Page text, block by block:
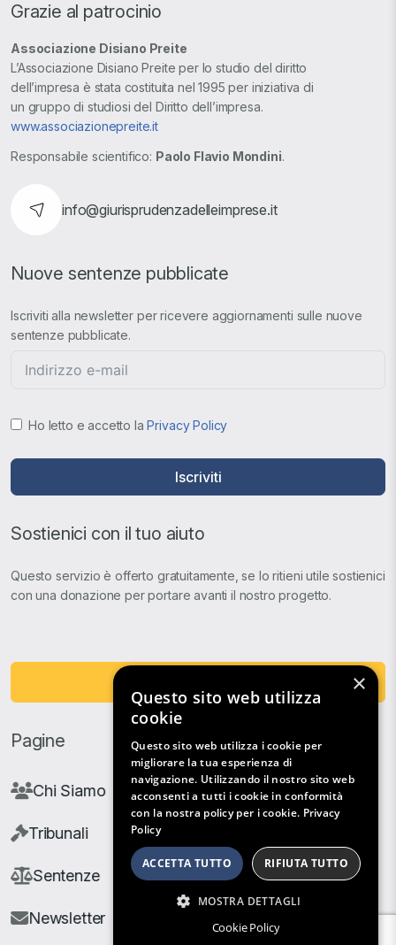
Grazie al patrocinio
Associazione Disiano Preite
L’Associazione Disiano Preite per lo studio del diritto
dell’impresa è stata costituita nel 1995 per iniziativa di
un gruppo di studiosi del Diritto dell’impresa.
www.associazionepreite.it
Responsabile scientifico: Paolo Flavio Mondini.
info@giurisprudenzadelleimprese.it
Nuove sentenze pubblicate
Iscriviti alla newsletter per ricevere aggiornamenti sulle nuove
sentenze pubblicate.
Ho letto e accetto laPrivacy Policy
Iscriviti
Sostienici con il tuo aiuto
Questo servizio è offerto gratuitamente, se lo ritieni utile sostienici
con una donazione per portare avanti il nostro progetto.
Pagine
Chi Siamo
Tribunali
Sentenze
Newsletter
×
Questo sito web utilizza
cookie
Questo sito web utilizza i cookie per
migliorare la tua esperienza di
navigazione. Utilizzando il nostro sito web
acconsenti a tutti i cookie in conformità
con la nostra policy per i cookie. Privacy
Policy
ACCETTA TUTTO RIFIUTA TUTTO
MOSTRA DETTAGLI
Cookie Policy